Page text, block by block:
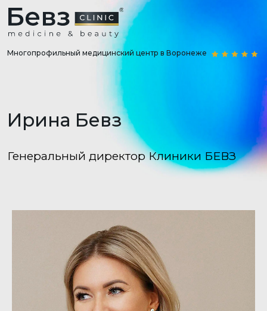
Многопрофильный медицинский центр в Воронеже
Генеральный директор Клиники БЕВЗ